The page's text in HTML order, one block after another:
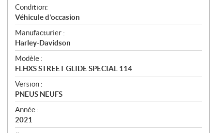
A
p
e
r
ç
u
Condition:
Véhicule d'occasion
Manufacturier :
Harley-Davidson
Modèle :
FLHXS STREET GLIDE SPECIAL 114
Version :
PNEUS NEUFS
Année :
2021